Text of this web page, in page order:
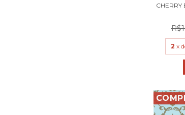
CHERRY
2 x